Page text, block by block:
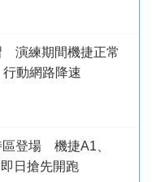
演練期間機捷正常
動網路降速
登場 機捷A1、
日搶先開跑